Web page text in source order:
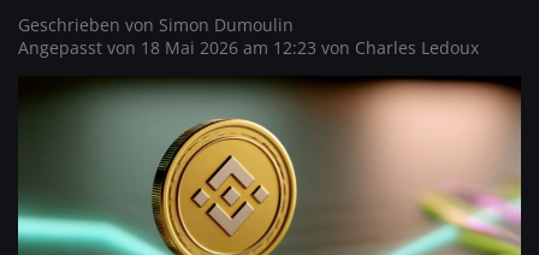
Casino
Geschrieben von Simon Dumoulin
Angepasst von 18 Mai 2026 am 12:23 von Charles Ledoux